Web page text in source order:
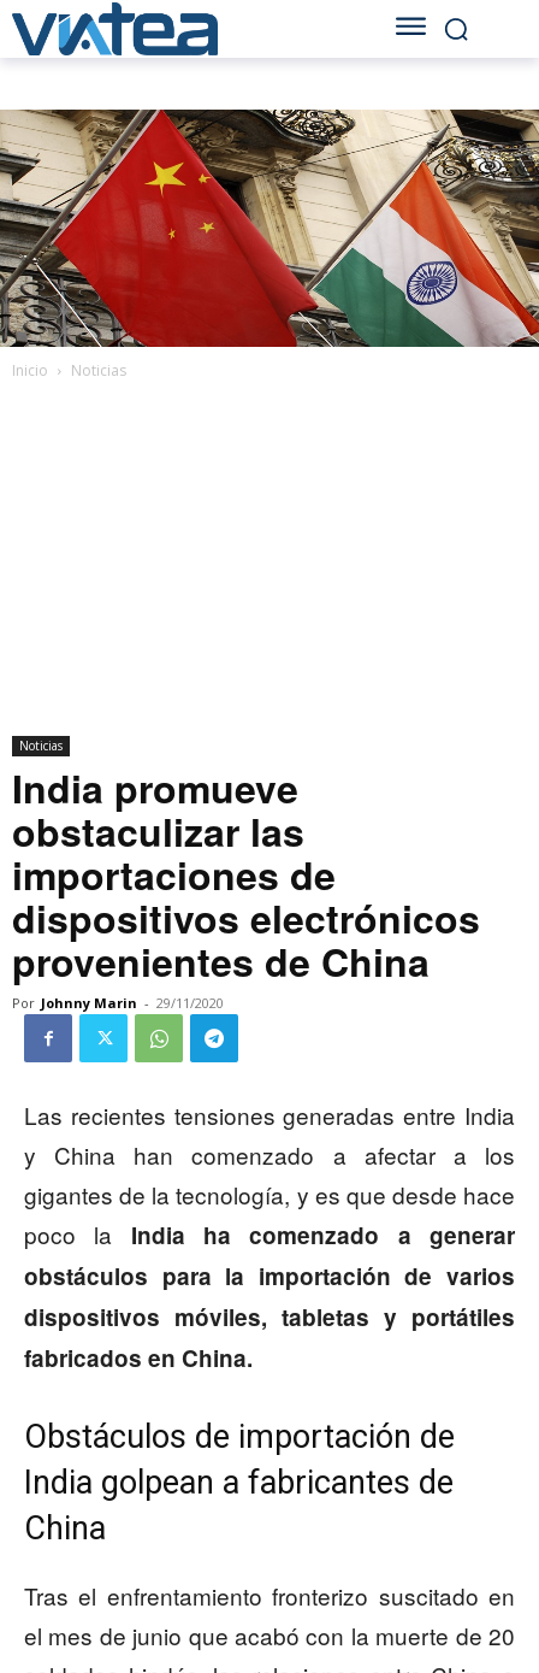
Inicio Noticias
Noticias
India promueve
obstaculizar las
importaciones de
dispositivos electrónicos
provenientes de China
Por Johnny Marin - 29/11/2020
Las recientes tensiones generadas entre India
y China han comenzado a afectar a los
gigantes de la tecnología, y es que desde hace
poco la India ha comenzado a generar
obstáculos para la importación de varios
dispositivos móviles, tabletas y portátiles
fabricados en China.
Obstáculos de importación de
India golpean a fabricantes de
China
Tras el enfrentamiento fronterizo suscitado en
el mes de junio que acabó con la muerte de 20